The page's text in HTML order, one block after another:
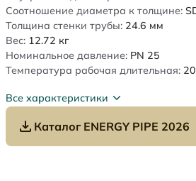
Соотношение диаметра к толщине:
Толщина стенки трубы: 24.6 мм
Вес: 12.72 кг
Номинальное давление: PN 25
Температура рабочая длительная:
Все характеристики
Каталог ENERGY PIPE 2026